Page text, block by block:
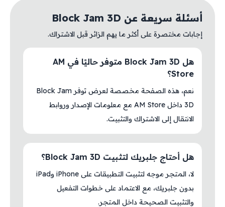
أسئلة سريعة عن Block Jam 3D
إجابات مختصرة على أكثر ما يهم الزائر قبل الاشتراك.
هل Block Jam 3D متوفر حاليًا في AM
Store؟
نعم، هذه الصفحة مخصصة لعرض توفر Block Jam
3D داخل AM Store مع معلومات الإصدار وروابط
الانتقال إلى الاشتراك والتثبيت.
هل أحتاج جلبريك لتثبيت Block Jam 3D؟
لا، المتجر موجه لتثبيت التطبيقات على iPhone وiPad
بدون جلبريك، مع الاعتماد على خطوات التفعيل
والتثبيت الصحيحة داخل المتجر.